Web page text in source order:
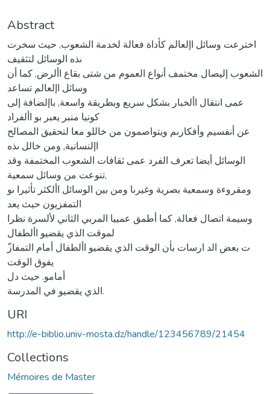
Abstract
اخترعت وسائل اإلعالم كأداة فعالة لخدمة الشعوب, حيث سخرت
ىذه الوسائل لتثقيف
الشعوب إليصال مختمف أنواع العموم من شتى بقاع األرض, كما أن
وسائل اإلعالم تساعد
عمى انتقال األخبار بشكل سريع وبطريقة واسعة, باإلضافة إلى
كونيا منبر يعبر بو األفراد
عن أنفسيم وأفكارىم ويتواصمون من خاللو معا لتحقيق المصالح
اإلنسانية, ومن خالل ىذه
الوسائل أيضا تعرف الفرد عمى ثقافات الشعوب المختمفة وقد
تنوعت من وسائل سمعية,
ومقروءة وسمعية بصرية وغيرىا ومن بين الوسائل األكثر تأثيرا ىو
التمفزيون حيث يعد
وسيمة اتصال فعالة, كما أطمق عمييا المربي الثاني لألسرة نظرا
لموقت الذي يقضيو األطفال
يفوق الوقت
أمامو. حيث دل
الذي يقضيو في المدرسة.
URI
http://e-biblio.univ-mosta.dz/handle/123456789/21454
Collections
Mémoires de Master